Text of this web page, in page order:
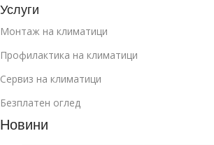
Услуги
Монтаж на климатици
Профилактика на климатици
Сервиз на климатици
Безплатен оглед
Новини